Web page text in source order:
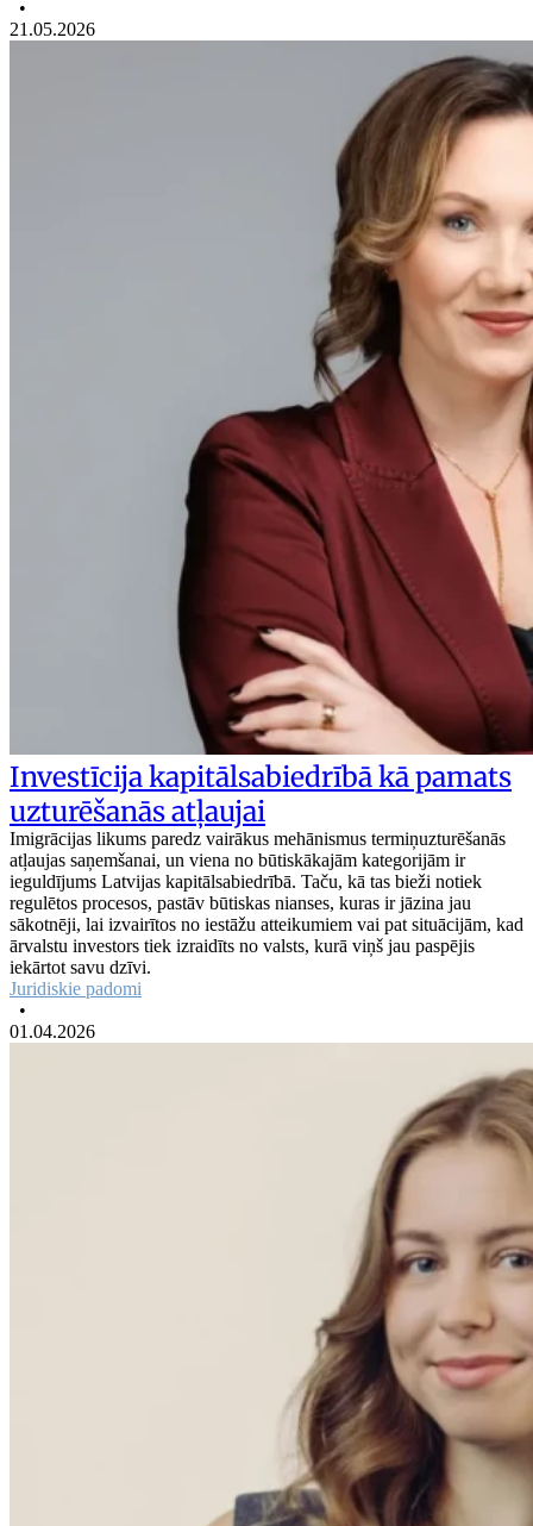
•
21.05.2026
Investīcija kapitālsabiedrībā kā pamats
uzturēšanās atļaujai
Imigrācijas likums paredz vairākus mehānismus termiņuzturēšanās
atļaujas saņemšanai, un viena no būtiskākajām kategorijām ir
ieguldījums Latvijas kapitālsabiedrībā. Taču, kā tas bieži notiek
regulētos procesos, pastāv būtiskas nianses, kuras ir jāzina jau
sākotnēji, lai izvairītos no iestāžu atteikumiem vai pat situācijām, kad
ārvalstu investors tiek izraidīts no valsts, kurā viņš jau paspējis
iekārtot savu dzīvi.
Juridiskie padomi
•
01.04.2026